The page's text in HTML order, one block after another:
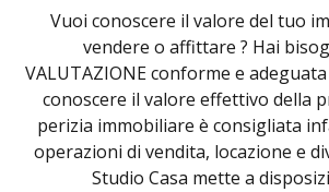
Vuoi conoscere il valore del tuo
vendere o affittare ? Hai
VALUTAZIONE conforme e adeguata
conoscere il valore effettivo della
perizia immobiliare è consigliata
operazioni di vendita, locazione e
Studio Casa mette a